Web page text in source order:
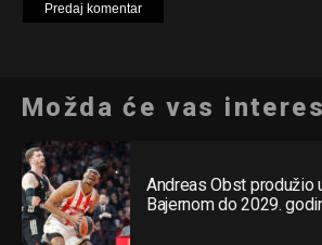
Možda će vas
Andreas Obst produžio
Bajernom do 2029.